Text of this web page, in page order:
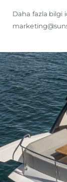
Daha fazla bilgi